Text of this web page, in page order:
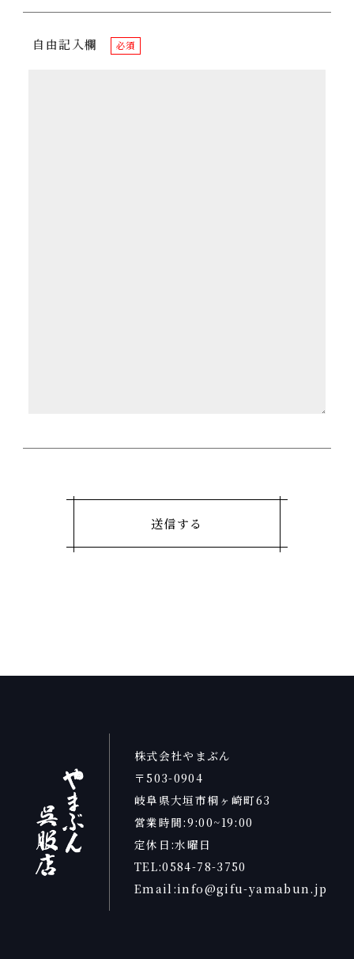
自由記入欄 必須
株式会社やまぶん
〒503-0904
岐阜県大垣市桐ヶ崎町63
営業時間:9:00~19:00
定休日:水曜日
TEL:0584-78-3750
Email:info@gifu-yamabun.jp